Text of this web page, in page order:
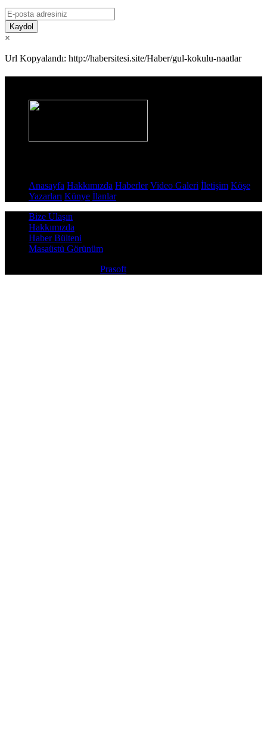
Kaydol
×
Url Kopyalandı: http://habersitesi.site/Haber/gul-kokulu-naatlar
Anasayfa Hakkımızda Haberler Video Galeri İletişim Köşe
Yazarları Künye İlanlar
Bize Ulaşın
Hakkımızda
Haber Bülteni
Masaüstü Görünüm
Prasoft